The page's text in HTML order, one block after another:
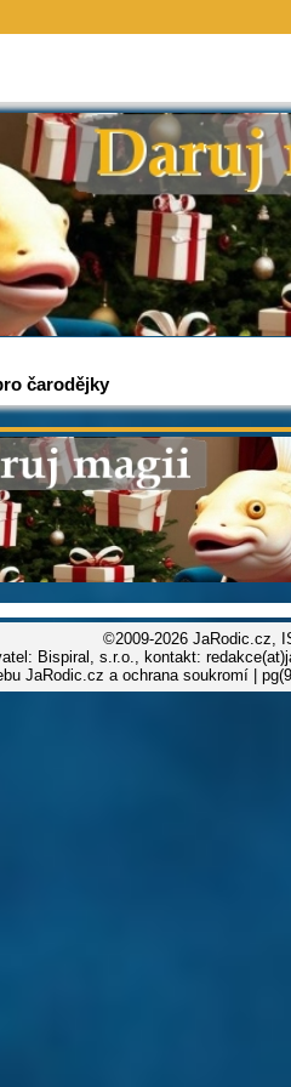
čarodějky
©2009-2026 JaRodic.cz,
Bispiral, s.r.o., kontakt:
JaRodic.cz a ochrana soukromí |